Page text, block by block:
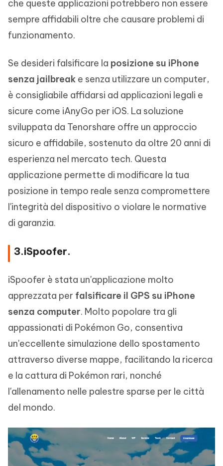
che queste applicazioni potrebbero non essere
sempre affidabili oltre che causare problemi di
funzionamento.
Se desideri falsificare la posizione su iPhone
senza jailbreak e senza utilizzare un computer,
è consigliabile affidarsi ad applicazioni legali e
sicure come iAnyGo per iOS. La soluzione
sviluppata da Tenorshare offre un approccio
sicuro e affidabile, sostenuto da oltre 20 anni di
esperienza nel mercato tech. Questa
applicazione permette di modificare la tua
posizione in tempo reale senza compromettere
l'integrità del dispositivo o violare le normative
di garanzia.
3.iSpoofer.
iSpoofer è stata un'applicazione molto
apprezzata per falsificare il GPS su iPhone
senza computer. Molto popolare tra gli
appassionati di Pokémon Go, consentiva
un'eccellente simulazione dello spostamento
attraverso diverse mappe, facilitando la ricerca
e la cattura di Pokémon rari, nonché
l'allenamento nelle palestre sparse per le città
del mondo.